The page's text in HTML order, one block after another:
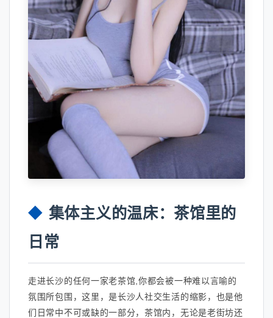
集体主义的温床：茶馆里的
日常
走进长沙的任何一家老茶馆,你都会被一种难以言喻的
氛围所包围，这里，是长沙人社交生活的缩影，也是他
们日常中不可或缺的一部分，茶馆内，无论是老街坊还